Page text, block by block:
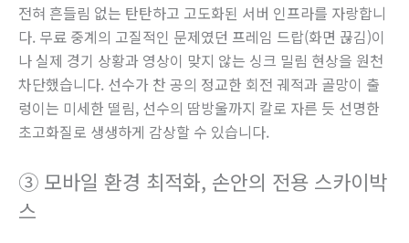
전혀 흔들림 없는 탄탄하고 고도화된 서버 인프라를 자랑합니
다. 무료 중계의 고질적인 문제였던 프레임 드랍(화면 끊김)이
나 실제 경기 상황과 영상이 맞지 않는 싱크 밀림 현상을 원천
차단했습니다. 선수가 찬 공의 정교한 회전 궤적과 골망이 출
렁이는 미세한 떨림, 선수의 땀방울까지 칼로 자른 듯 선명한
초고화질로 생생하게 감상할 수 있습니다.
③ 모바일 환경 최적화, 손안의 전용 스카이박
스